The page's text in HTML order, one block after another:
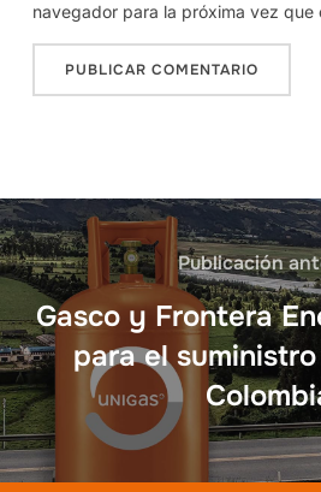
navegador para la próxima vez que
Publicación
Gasco y Frontera
para el